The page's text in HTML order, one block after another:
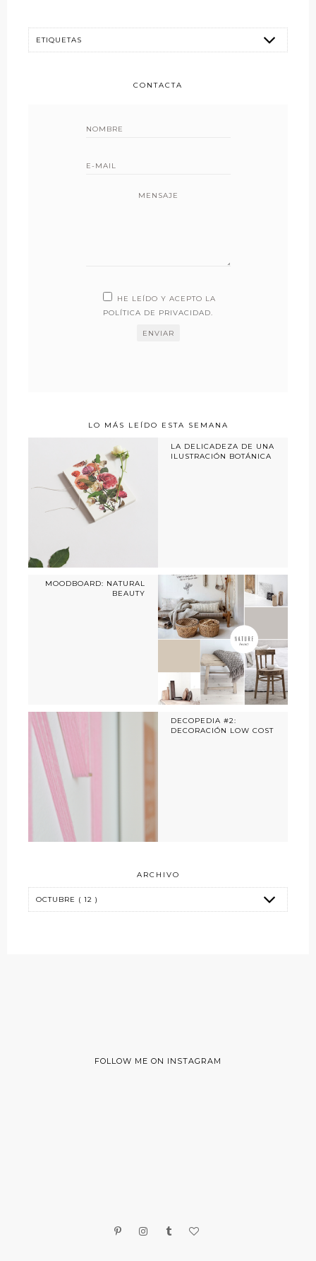
CONTACTA
MENSAJE
HE LEÍDO Y ACEPTO LA
POLÍTICA DE PRIVACIDAD.
LO MÁS LEÍDO ESTA SEMANA
LA DELICADEZA DE UNA
ILUSTRACIÓN BOTÁNICA
MOODBOARD: NATURAL
BEAUTY
DECOPEDIA #2:
DECORACIÓN LOW COST
ARCHIVO
FOLLOW ME ON INSTAGRAM